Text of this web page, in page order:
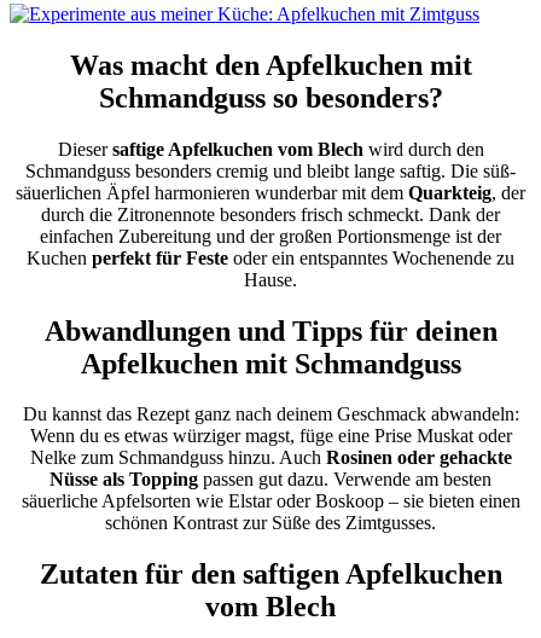
Was macht den Apfelkuchen mit
Schmandguss so besonders?
Diesersaftige Apfelkuchen vom Blech wird durch den
Schmandguss besonders cremig und bleibt lange saftig. Die süß-
säuerlichen Äpfel harmonieren wunderbar mit dem Quarkteig, der
durch die Zitronennote besonders frisch schmeckt. Dank der
einfachen Zubereitung und der großen Portionsmenge ist der
Kuchen perfekt für Feste oder ein entspanntes Wochenende zu
Hause.
Abwandlungen und Tipps für deinen
Apfelkuchen mit Schmandguss
Du kannst das Rezept ganz nach deinem Geschmack abwandeln:
Wenn du es etwas würziger magst, füge eine Prise Muskat oder
Nelke zum Schmandguss hinzu. Auch Rosinen oder gehackte
Nüsse als Topping passen gut dazu. Verwende am besten
säuerliche Apfelsorten wie Elstar oder Boskoop – sie bieten einen
schönen Kontrast zur Süße des Zimtgusses.
Zutaten für den saftigen Apfelkuchen
vom Blech